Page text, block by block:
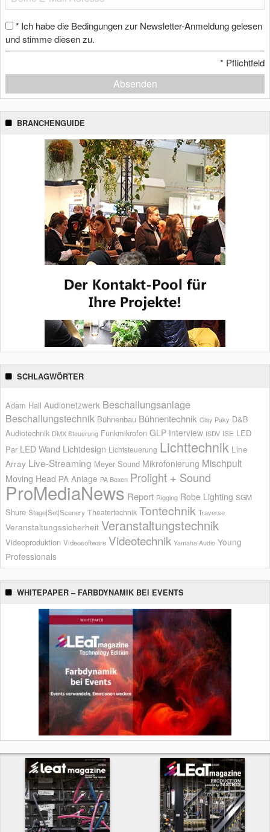
* Ich habe die Bedingungen zur Newsletter-Anmeldung gelesen
und stimme diesen zu.
* Pflichtfeld
Absenden
BRANCHENGUIDE
SCHLAGWÖRTER
Adam Hall Audionetzwerk Beschallungsanlage
Beschallungstechnik Bühnenbau Bühnentechnik Clay Paky D&B
Audiotechnik DMX Steuerung Funkmikrofon GLP Interview ISDV ISE LED
Par LED Wand Lichtdesign Lichtsteuerung Lichttechnik Line
Array Live-Streaming Meyer Sound Mikrofonierung Mischpult
Moving Head PA Anlage PA Boxen Prolight + Sound
ProMediaNews Report Rigging Robe Lighting SGM
Shure Stage|Set|Scenery Theatertechnik Tontechnik Traverse
Veranstaltungssicherheit Veranstaltungstechnik
Videoproduktion Videosoftware Videotechnik Yamaha Audio Young
Professionals
WHITEPAPER – FARBDYNAMIK BEI EVENTS